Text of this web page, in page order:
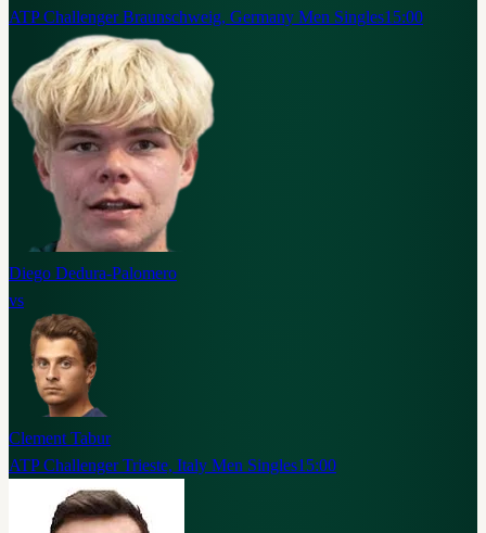
ATP Challenger Braunschweig, Germany Men Singles15:00
Diego Dedura-Palomero
vs
Clement Tabur
ATP Challenger Trieste, Italy Men Singles15:00